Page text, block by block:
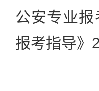
公安专业
报考指导》